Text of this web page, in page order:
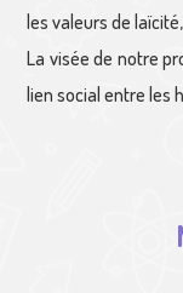
les valeurs de
La visée de notre
lien social entre les